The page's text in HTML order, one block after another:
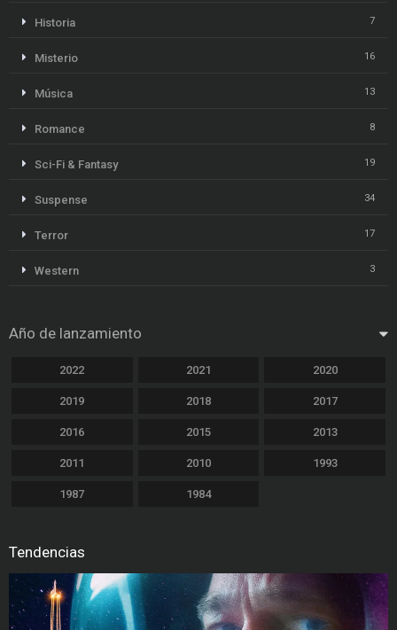
Historia 7
Misterio 16
Música 13
Romance 8
Sci-Fi & Fantasy 19
Suspense 34
Terror 17
Western 3
Año de lanzamiento
2022 2021 2020
2019 2018 2017
2016 2015 2013
2011 2010 1993
1987 1984
Tendencias